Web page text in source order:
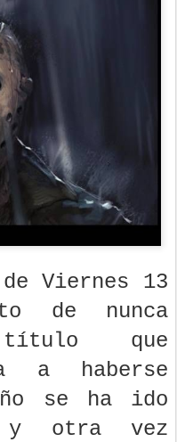
Viernes 13
de nunca
que
a haberse
se ha ido
y otra vez